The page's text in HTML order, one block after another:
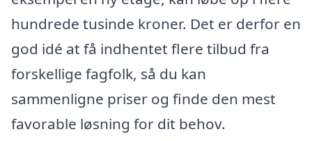
hundrede tusinde kroner. Det er derfor en
god idé at få indhentet flere tilbud fra
forskellige fagfolk, så du kan
sammenligne priser og finde den mest
favorable løsning for dit behov.